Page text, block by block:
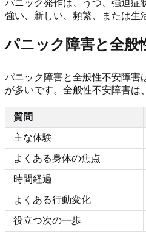
パニック発作は、うつ、強迫症
強い、新しい、頻繁、または生
パニック障害と全般
パニック障害と全般性不安障害
が多いです。全般性不安障害は
質問
主な体験
よくある身体の焦点
時間経過
よくある行動変化
役立つ次の一歩